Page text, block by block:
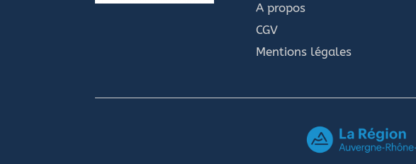
A propos
CGV
Mentions légales